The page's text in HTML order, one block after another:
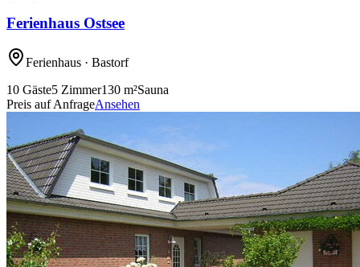
Ferienhaus Ostsee
Ferienhaus · Bastorf
10 Gäste5 Zimmer130 m²Sauna
Preis auf AnfrageAnsehen